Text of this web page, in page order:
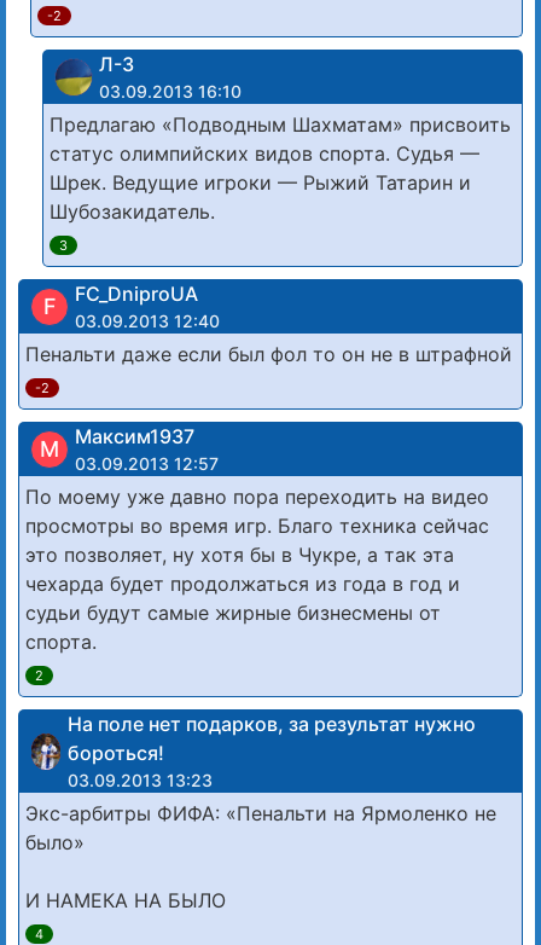
-2
Л-3
03.09.2013 16:10
Предлагаю «Подводным Шахматам» присвоить
статус олимпийских видов спорта. Судья —
Шрек. Ведущие игроки — Рыжий Татарин и
Шубозакидатель.
3
F FC_DniproUA
03.09.2013 12:40
Пенальти даже если был фол то он не в штрафной
-2
М Максим1937
03.09.2013 12:57
По моему уже давно пора переходить на видео
просмотры во время игр. Благо техника сейчас
это позволяет, ну хотя бы в Чукре, а так эта
чехарда будет продолжаться из года в год и
судьи будут самые жирные бизнесмены от
спорта.
2
На поле нет подарков, за результат нужно
бороться!
03.09.2013 13:23
Экс-арбитры ФИФА: «Пенальти на Ярмоленко не
было»
И НАМЕКА НА БЫЛО
4